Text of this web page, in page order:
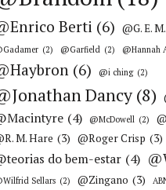
Berti (6) @G. E.
(2) @Garfield (2) @Hannah
(6) @i ching (2)
Dancy (8)
(4) @McDowell (2)
M. Hare (3) @Roger Crisp (3)
do bem-estar (4)
Sellars (2) @Zingano (3)